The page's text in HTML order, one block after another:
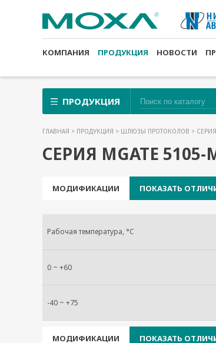
КОМПАНИЯ ПРОДУКЦИЯ НОВОСТИ
ПРОДУКЦИЯ
ГЛАВНАЯ > ПРОДУКЦИЯ > ШЛЮЗЫ ПРОТОКОЛОВ > СЕРИЯ
СЕРИЯ MGATE 5105-
МОДИФИКАЦИИ ПОКАЗАТЬ
Рабочая температура, °C
0 ~ +60
-40 ~ +75
МОДИФИКАЦИИ ПОКАЗАТЬ